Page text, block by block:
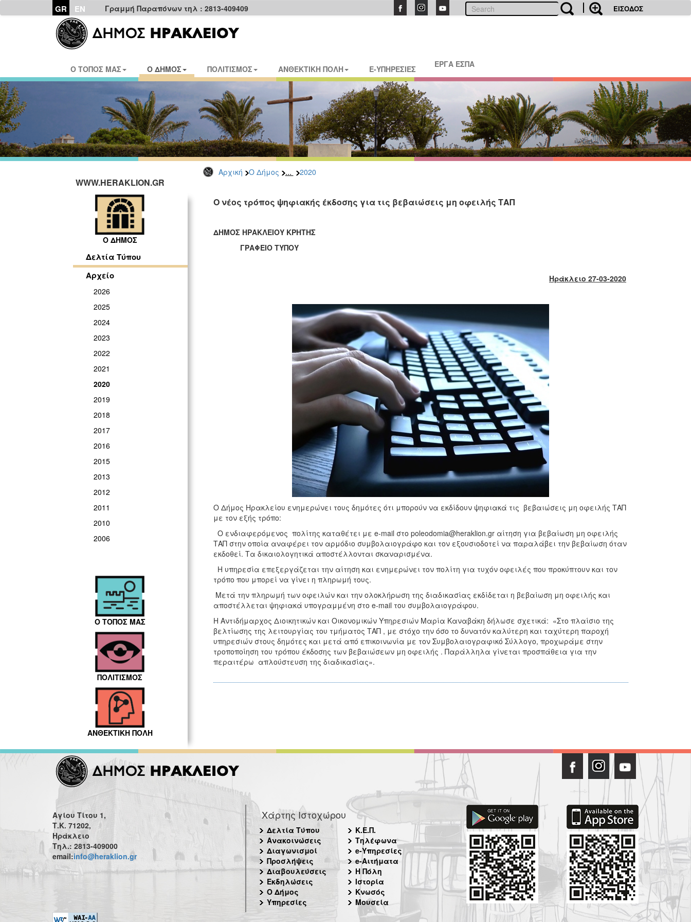
GR EN Γραμμή Παραπόνων τηλ : 2813-409409 ΕΙΣΟΔΟΣ
Ο ΤΟΠΟΣ ΜΑΣ Ο ΔΗΜΟΣ ΠΟΛΙΤΙΣΜΟΣ ΑΝΘΕΚΤΙΚΗ ΠΟΛΗ E-ΥΠΗΡΕΣΙΕΣ ΕΡΓΑ ΕΣΠΑ
Αρχική Ο Δήμος ... 2020
WWW.HERAKLION.GR
Ο ΔΗΜΟΣ
Δελτία Τύπου
Αρχείο
2026
2025
2024
2023
2022
2021
2020
2019
2018
2017
2016
2015
2013
2012
2011
2010
2006
Ο ΤΟΠΟΣ ΜΑΣ
ΠΟΛΙΤΙΣΜΟΣ
ΑΝΘΕΚΤΙΚΗ ΠΟΛΗ
Ο νέος τρόπος ψηφιακής έκδοσης για τις βεβαιώσεις μη οφειλής ΤΑΠ
ΔΗΜΟΣ ΗΡΑΚΛΕΙΟΥ ΚΡΗΤΗΣ
ΓΡΑΦΕΙΟ ΤΥΠΟΥ
Ηράκλειο 27-03-2020
Ο Δήμος Ηρακλείου ενημερώνει τους δημότες ότι μπορούν να εκδίδουν ψηφιακά τις βεβαιώσεις μη οφειλής ΤΑΠ
με τον εξής τρόπο:
Ο ενδιαφερόμενος πολίτης καταθέτει με e-mail στο poleodomia@heraklion.gr αίτηση για βεβαίωση μη οφειλής
ΤΑΠ στην οποία αναφέρει τον αρμόδιο συμβολαιογράφο και τον εξουσιοδοτεί να παραλάβει την βεβαίωση όταν
εκδοθεί. Τα δικαιολογητικά αποστέλλονται σκαναρισμένα.
Η υπηρεσία επεξεργάζεται την αίτηση και ενημερώνει τον πολίτη για τυχόν οφειλές που προκύπτουν και τον
τρόπο που μπορεί να γίνει η πληρωμή τους.
Μετά την πληρωμή των οφειλών και την ολοκλήρωση της διαδικασίας εκδίδεται η βεβαίωση μη οφειλής και
αποστέλλεται ψηφιακά υπογραμμένη στο e-mail του συμβολαιογράφου.
Η Αντιδήμαρχος Διοικητικών και Οικονομικών Υπηρεσιών Μαρία Καναβάκη δήλωσε σχετικά: «Στο πλαίσιο της
βελτίωσης της λειτουργίας του τμήματος ΤΑΠ , με στόχο την όσο το δυνατόν καλύτερη και ταχύτερη παροχή
υπηρεσιών στους δημότες και μετά από επικοινωνία με τον Συμβολαιογραφικό Σύλλογο, προχωράμε στην
τροποποίηση του τρόπου έκδοσης των βεβαιώσεων μη οφειλής . Παράλληλα γίνεται προσπάθεια για την
περαιτέρω απλούστευση της διαδικασίας».
Αγίου Τίτου 1,
Τ.Κ. 71202,
Ηράκλειο
Τηλ.: 2813-409000
email:info@heraklion.gr
Χάρτης Ιστοχώρου
Δελτία Τύπου
Ανακοινώσεις
Διαγωνισμοί
Προσλήψεις
Διαβουλεύσεις
Εκδηλώσεις
Ο Δήμος
Υπηρεσίες
Κ.Ε.Π.
Τηλέφωνα
e-Υπηρεσίες
e-Αιτήματα
Η Πόλη
Ιστορία
Κνωσός
Μουσεία